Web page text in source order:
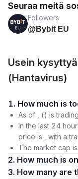
Seuraa meitä
Followers
@Bybit EU
Usein
(Hantavirus)
1.
As of , () is
In the last 24
price is , with a
The market cap
2. How much is
3. How